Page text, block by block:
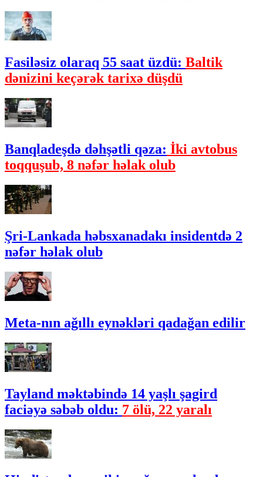
Fasiləsiz olaraq 55 saat üzdü: Baltik
dənizini keçərək tarixə düşdü
Banqladeşdə dəhşətli qəza: İki avtobus
toqquşub, 8 nəfər həlak olub
Şri-Lankada həbsxanadakı insidentdə 2
nəfər həlak olub
Meta-nın ağıllı eynəkləri qadağan edilir
Tayland məktəbində 14 yaşlı şagird
faciəyə səbəb oldu: 7 ölü, 22 yaralı